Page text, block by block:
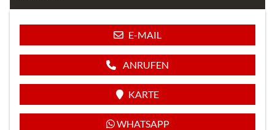
E-MAIL
ANRUFEN
KARTE
WHATSAPP